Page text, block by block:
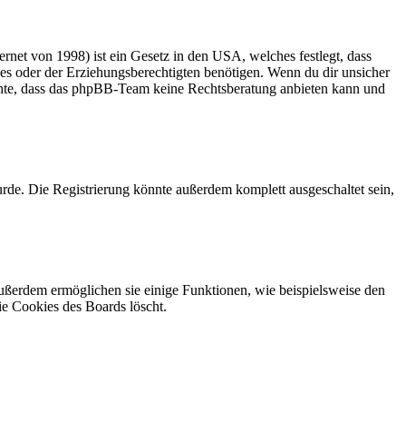
von 1998) ist ein Gesetz in den USA, welches festlegt, dass
oder der Erziehungsberechtigten benötigen. Wenn du dir unsicher
dass das phpBB-Team keine Rechtsberatung anbieten kann und
Die Registrierung könnte außerdem komplett ausgeschaltet sein,
ermöglichen sie einige Funktionen, wie beispielsweise den
Cookies des Boards löscht.